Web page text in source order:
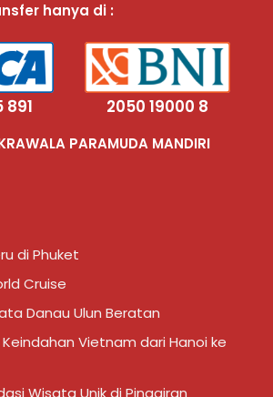
hanya di :
891 2050 19000 8
PARAMUDA MANDIRI
di Phuket
Cruise
Danau Ulun Beratan
Keindahan Vietnam dari Hanoi ke
Wisata Unik di Pinggiran